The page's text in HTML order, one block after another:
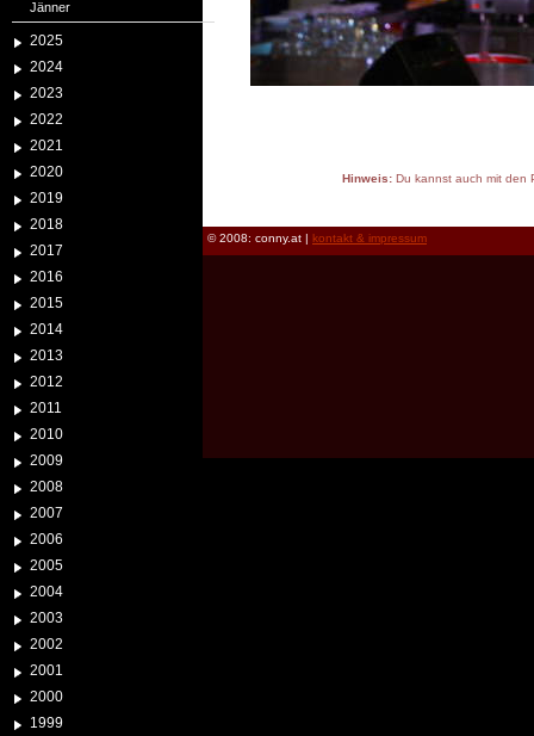
Jänner
2025
2024
2023
2022
2021
2020
2019
2018
2017
2016
2015
2014
2013
2012
2011
2010
2009
2008
2007
2006
2005
2004
2003
2002
2001
2000
1999
Hinweis:Du kannst auch mit den
© 2008: conny.at | kontakt & impressum